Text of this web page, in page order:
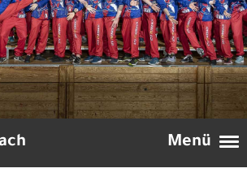
Menü